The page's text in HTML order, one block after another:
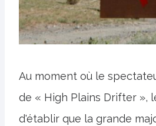
Au moment où le
de « High Plains Drifter »,
d'établir que la grande